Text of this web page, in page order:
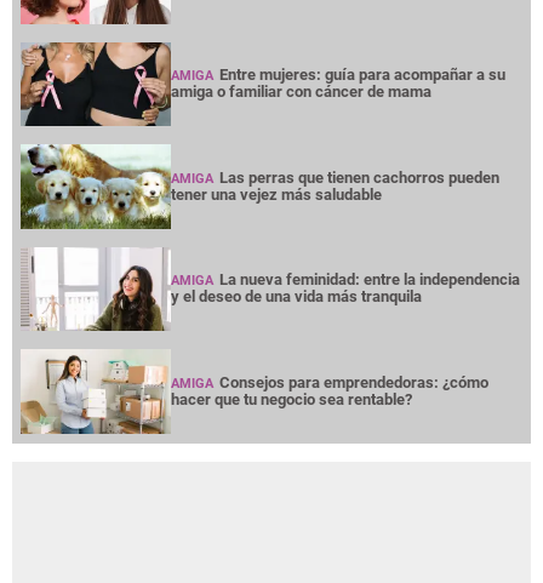
AMIGA Entre mujeres: guía para acompañar a su
amiga o familiar con cáncer de mama
AMIGA Las perras que tienen cachorros pueden
tener una vejez más saludable
AMIGA La nueva feminidad: entre la independencia
y el deseo de una vida más tranquila
AMIGA Consejos para emprendedoras: ¿cómo
hacer que tu negocio sea rentable?